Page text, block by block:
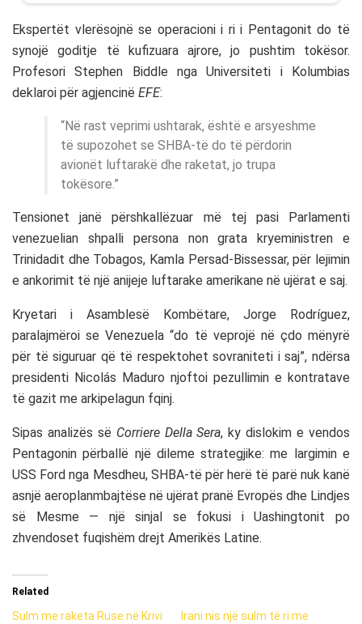
Ekspertët vlerësojnë se operacioni i ri i Pentagonit do të
synojë goditje të kufizuara ajrore, jo pushtim tokësor.
Profesori Stephen Biddle nga Universiteti i Kolumbias
deklaroi për agjencinë EFE:
“Në rast veprimi ushtarak, është e arsyeshme
të supozohet se SHBA-të do të përdorin
avionët luftarakë dhe raketat, jo trupa
tokësore.”
Tensionet janë përshkallëzuar më tej pasi Parlamenti
venezuelian shpalli persona non grata kryeministren e
Trinidadit dhe Tobagos, Kamla Persad-Bissessar, për lejimin
e ankorimit të një anijeje luftarake amerikane në ujërat e saj.
Kryetari i Asamblesë Kombëtare, Jorge Rodríguez,
paralajmëroi se Venezuela “do të veprojë në çdo mënyrë
për të siguruar që të respektohet sovraniteti i saj”, ndërsa
presidenti Nicolás Maduro njoftoi pezullimin e kontratave
të gazit me arkipelagun fqinj.
Sipas analizës së Corriere Della Sera, ky dislokim e vendos
Pentagonin përballë një dileme strategjike: me largimin e
USS Ford nga Mesdheu, SHBA-të për herë të parë nuk kanë
asnjë aeroplanmbajtëse në ujërat pranë Evropës dhe Lindjes
së Mesme — një sinjal se fokusi i Uashingtonit po
zhvendoset fuqishëm drejt Amerikës Latine.
Related
Sulm me raketa Ruse në Krivi
Irani nis një sulm të ri me